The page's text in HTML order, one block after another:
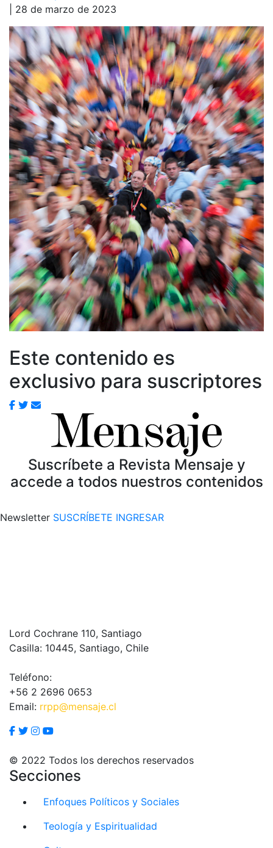
| 28 de marzo de 2023
Este contenido es
exclusivo para suscriptores
Suscríbete a Revista Mensaje y
accede a todos nuestros contenidos
Newsletter SUSCRÍBETE INGRESAR
Lord Cochrane 110, Santiago
Casilla: 10445, Santiago, Chile
Teléfono:
+56 2 2696 0653
Email: rrpp@mensaje.cl
© 2022 Todos los derechos reservados
Secciones
Enfoques Políticos y Sociales
Teología y Espiritualidad